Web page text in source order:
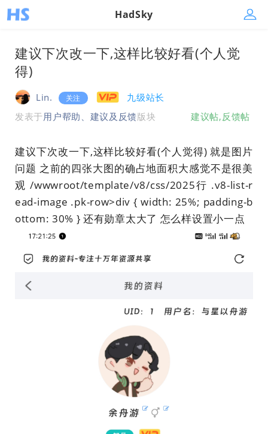
HadSky
建议下次改一下,这样比较好看(个人觉
得)
Lin. 关注
九级站长
发表于用户帮助、建议及反馈版块 建议帖,反馈帖
建议下次改一下,这样比较好看(个人觉得) 就是图片
问题 之前的四张大图的确占地面积大感觉不是很美
观 /wwwroot/template/v8/css/2025行 .v8-list-r
ead-image .pk-row>div { width: 25%; padding-b
ottom: 30% } 还有勋章太大了 怎么样设置小一点